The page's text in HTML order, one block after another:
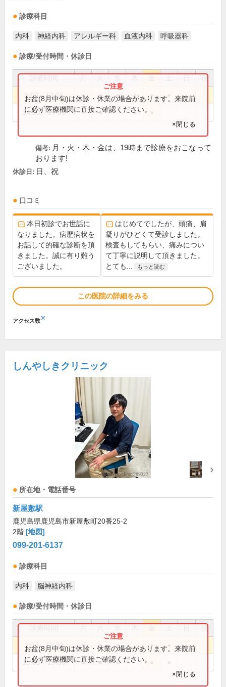
診療科目
内科 神経内科 アレルギー科 血液内科 呼吸器科
診療/受付時間・休診日
祝
9:00～12:00 ● ● ● ● ●
14:00～19:00 ● ● ●
お盆(8月中旬)は休診・休業の場合があります。来院前
に必ず医療機関に直接ご確認ください。
×閉じる
備考: 月・火・木・金は、19時まで診療をおこなって
おります!
休診日: 日、祝
口コミ
本日初診でお世話に
なりました。病歴病状を
お話して的確な診断を頂
きました。誠に有り難う
ございました。
はじめてでしたが、頭痛、肩
凝りがひどくて受診しました。
検査もしてもらい、痛みについ
て丁寧に説明して頂きました。
とても...
もっと読む
この医院の詳細をみる
アクセス数※
しんやしきクリニック
所在地・電話番号
新屋敷駅
鹿児島県鹿児島市新屋敷町20番25-2
2階 [地図]
099-201-6137
診療科目
内科 脳神経内科
診療/受付時間・休診日
祝
9:00～13:30 ● ● ● ●
15:00～19:00 ● ● ●
お盆(8月中旬)は休診・休業の場合があります。来院前
に必ず医療機関に直接ご確認ください。
×閉じる